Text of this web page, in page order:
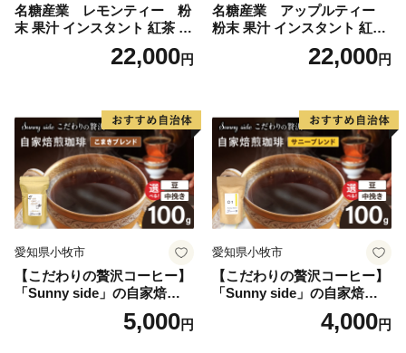
名糖産業 レモンティー 粉
末 果汁 インスタント 紅茶 ビ
タミンC 袋 ロングセラー 粉
末飲料 粉末茶 簡単 手軽 ホッ
22,000円
名糖産業 アップルティー
粉末 果汁 インスタント 紅茶
ティー ビタミンC 袋 ロング
セラー 粉末飲料 粉末茶 簡単
22,000円
愛知県小牧市
【こだわりの贅沢コーヒー】
「Sunny side」の自家焙煎珈
琲こまきブレンド（100g）
5,000円
愛知県小牧市
【こだわりの贅沢コーヒー】
「Sunny side」の自家焙煎珈
琲サニーブレンド（100g）
4,000円